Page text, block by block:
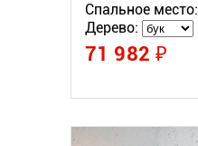
Спальное место:
Дерево:
71 982 ₽